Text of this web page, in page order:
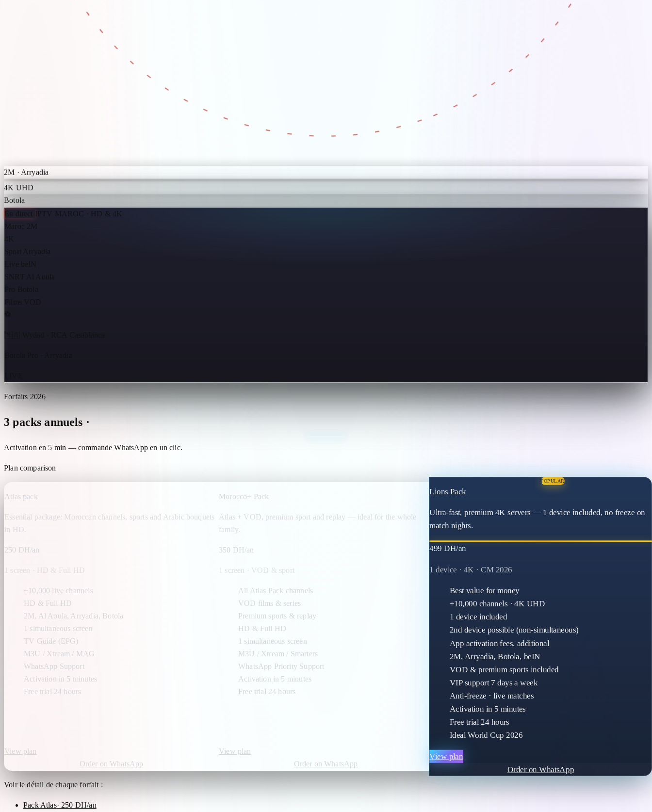
2M · Arryadia
4K UHD
Botola
En direct IPTV MAROC · HD & 4K
Maroc
2M
4K
Sport Arryadia
Live beIN
🇲🇦 Wydad · RCA Casablanca
Forfaits 2026
3 packs annuels ·
Activation en 5 min — commande WhatsApp en un clic.
Plan comparison
Atlas pack
Essential package: Moroccan channels, sports and Arabic bouquets
in HD.
250 DH/an
1 screen · HD & Full HD
+10,000 live channels
HD & Full HD
2M, Al Aoula, Arryadia, Botola
1 simultaneous screen
TV Guide (EPG)
M3U / Xtream / MAG
WhatsApp Support
Activation in 5 minutes
Free trial 24 hours
View plan
Order on WhatsApp
Morocco+ Pack
Atlas + VOD, premium sport and replay — ideal for the whole
family.
350 DH/an
1 screen · VOD & sport
All Atlas Pack channels
VOD films & series
Premium sports & replay
HD & Full HD
1 simultaneous screen
M3U / Xtream / Smarters
WhatsApp Priority Support
Activation in 5 minutes
Free trial 24 hours
View plan
Order on WhatsApp
POPULAR
Lions Pack
Ultra-fast, premium 4K servers — 1 device included, no freeze on
match nights.
499 DH/an
1 device · 4K · CM 2026
Best value for money
+10,000 channels · 4K UHD
1 device included
2nd device possible (non-simultaneous)
App activation fees. additional
2M, Arryadia, Botola, beIN
VOD & premium sports included
VIP support 7 days a week
Anti-freeze · live matches
Activation in 5 minutes
Free trial 24 hours
Ideal World Cup 2026
View plan
Order on WhatsApp
Voir le détail de chaque forfait :
Pack Atlas· 250 DH/an